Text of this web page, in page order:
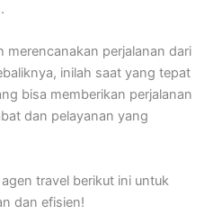
merencanakan perjalanan dari
inilah saat yang tepat
bisa memberikan perjalanan
dan pelayanan yang
travel berikut ini untuk
dan efisien!